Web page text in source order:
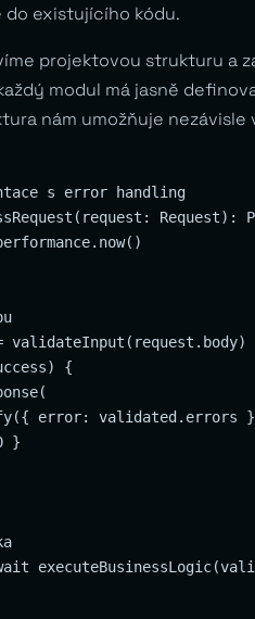
do existujícího kódu.
projektovou strukturu a
modul má jasně
nám umožňuje
s error handling
Request):
validateInput(request.body)
{
error: validated.errors
}